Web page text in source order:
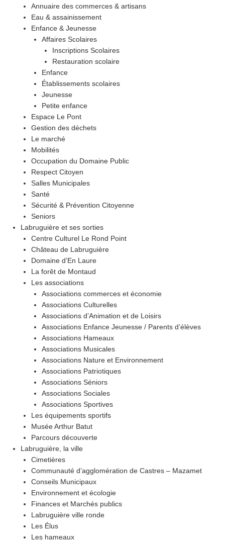
Annuaire des commerces & artisans
Eau & assainissement
Enfance & Jeunesse
Affaires Scolaires
Inscriptions Scolaires
Restauration scolaire
Enfance
Établissements scolaires
Jeunesse
Petite enfance
Espace Le Pont
Gestion des déchets
Le marché
Mobilités
Occupation du Domaine Public
Respect Citoyen
Salles Municipales
Santé
Sécurité & Prévention Citoyenne
Seniors
Labruguière et ses sorties
Centre Culturel Le Rond Point
Château de Labruguière
Domaine d’En Laure
La forêt de Montaud
Les associations
Associations commerces et économie
Associations Culturelles
Associations d’Animation et de Loisirs
Associations Enfance Jeunesse / Parents d’élèves
Associations Hameaux
Associations Musicales
Associations Nature et Environnement
Associations Patriotiques
Associations Séniors
Associations Sociales
Associations Sportives
Les équipements sportifs
Musée Arthur Batut
Parcours découverte
Labruguière, la ville
Cimetières
Communauté d’agglomération de Castres – Mazamet
Conseils Municipaux
Environnement et écologie
Finances et Marchés publics
Labruguière ville ronde
Les Élus
Les hameaux